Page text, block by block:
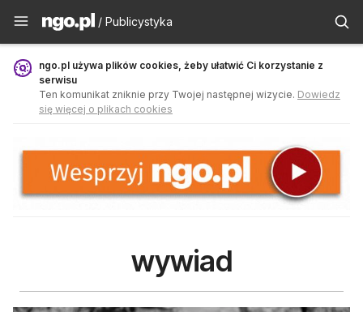
Publicystyka - ngo.pl
/ Publicystyka
ngo.pl używa plików cookies, żeby ułatwić Ci korzystanie z
serwisu
Ten komunikat zniknie przy Twojej następnej wizycie. Dowiedz
się więcej o plikach cookies
wywiad